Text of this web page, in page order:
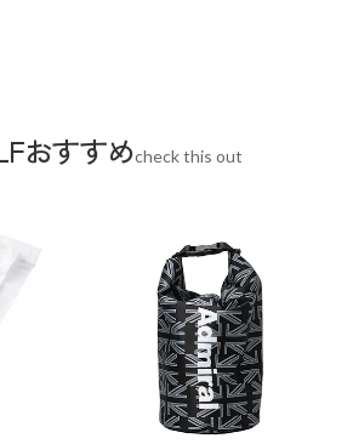
ポリエステル100%、 別布:ポリエステル
乾、ストレッチ
おすすめcheck this out